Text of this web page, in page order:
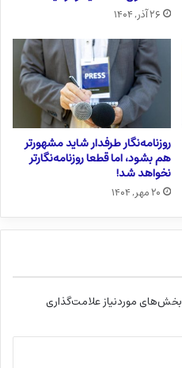
۲۶ آذر, ۱۴۰۴
روزنامه‌نگار طرفدار شاید مشهورتر
هم بشود، اما قطعا روزنامه‌نگارتر
نخواهد شد!
۲۰ مهر, ۱۴۰۴
بخش‌های موردنیاز علامت‌گذاری